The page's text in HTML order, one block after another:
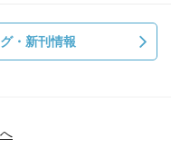
・新刊情報